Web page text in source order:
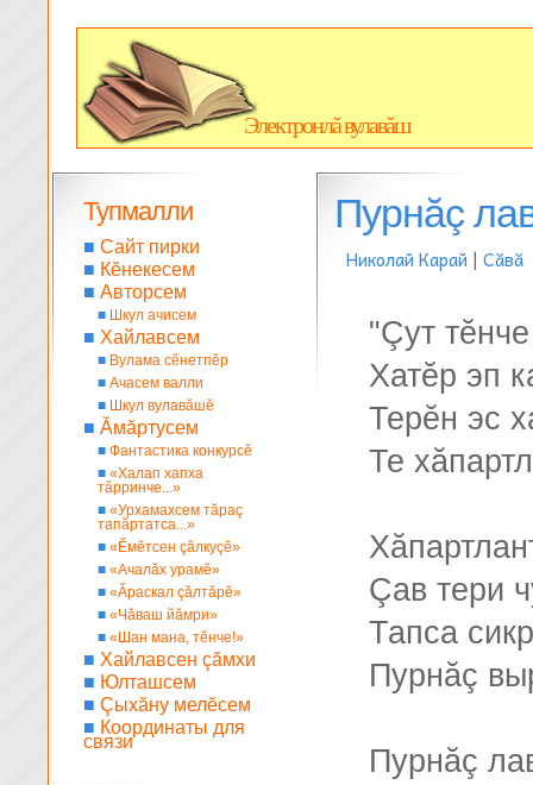
Электронлă вулавăш
Пурнăç
Николай Карай | Сăвă
"Çут
Хатĕр эп
Терĕн эс
Те
Çав тери
Тапса
Пурнăç
Пурнăç
Тупмалли
■ Сайт пирки
■ Кĕнекесем
■ Авторсем
■ Шкул ачисем
■ Хайлавсем
■ Вулама сĕнетпĕр
■ Ачасем валли
■ Шкул вулавăшĕ
■ Ăмăртусем
■ Фантастика конкурсĕ
■ «Халап хапха
тăрринче...»
■ «Урхамахсем тăраç
тапăртатса...»
■ «Ĕмĕтсен çăлкуçĕ»
■ «Ачалăх урамĕ»
■ «Ăраскал çăлтăрĕ»
■ «Чăваш йăмри»
■ «Шан мана, тĕнче!»
■ Хайлавсен çăмхи
■ Юлташсем
■ Çыхăну мелĕсем
■ Координаты для
связи